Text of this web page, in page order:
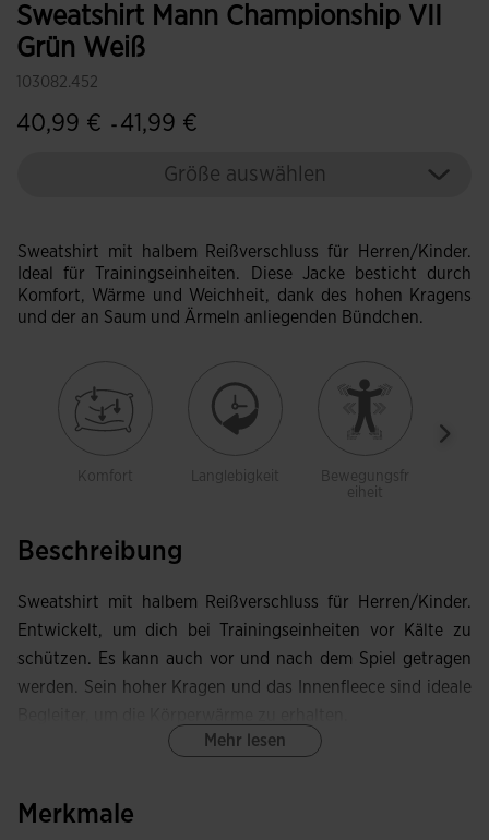
Sweatshirt Mann Championship VII
Grün Weiß
103082.452
40,99 € - 41,99 €
Größe auswählen
Sweatshirt mit halbem Reißverschluss für Herren/Kinder.
Ideal für Trainingseinheiten. Diese Jacke besticht durch
Komfort, Wärme und Weichheit, dank des hohen Kragens
und der an Saum und Ärmeln anliegenden Bündchen.
Komfort Langlebigkeit
Bewegungsfr
eiheit
Beschreibung
Sweatshirt mit halbem Reißverschluss für Herren/Kinder.
Entwickelt, um dich bei Trainingseinheiten vor Kälte zu
schützen. Es kann auch vor und nach dem Spiel getragen
werden. Sein hoher Kragen und das Innenfleece sind ideale
Textilblende geschützt ist, um Scheuern am Hals zu
Mehr lesen
Merkmale